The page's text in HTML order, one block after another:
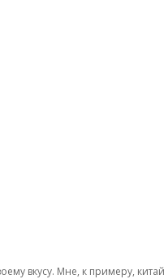
вкусу. Мне, к примеру,